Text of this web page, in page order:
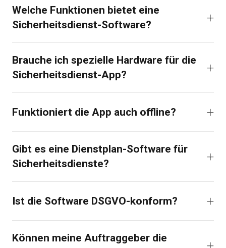
Welche Funktionen bietet eine
Sicherheitsdienst-Software?
Brauche ich spezielle Hardware für die
Sicherheitsdienst-App?
Funktioniert die App auch offline?
Gibt es eine Dienstplan-Software für
Sicherheitsdienste?
Ist die Software DSGVO-konform?
Können meine Auftraggeber die